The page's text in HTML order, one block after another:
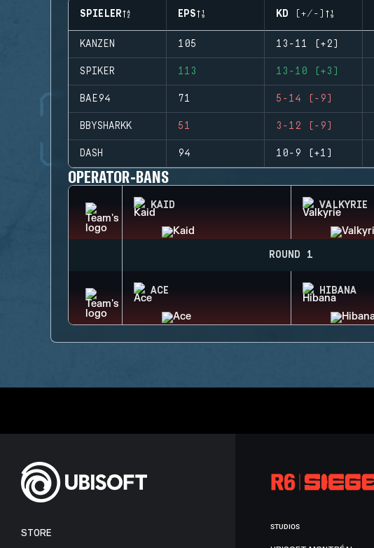
SPIELER EPS KD (+/-)
KANZEN 105 13-11 (+2)
SPIKER 113 13-10 (+3)
BAE94 71 5-14 (-9)
BBYSHARKK 51 3-12 (-9)
DASH 94 10-9 (+1)
OPERATOR-BANS
KAID VALKYRIE
ROUND 1
ACE HIBANA
STORE
STUDIOS